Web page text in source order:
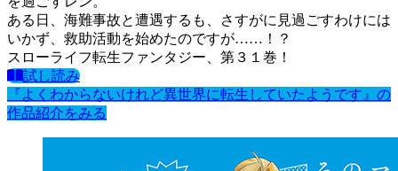
ある日、海難事故と遭遇するも、さすがに見過ごすわけには
いかず、救助活動を始めたのですが……！？
スローライフ転生ファンタジー、第３１巻！
試し読み
『よくわからないけれど異世界に転生していたようです』の
作品紹介をみる